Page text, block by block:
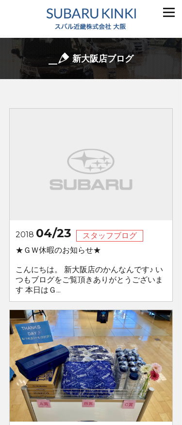
新大阪店ブログ
2018 04/23
スタッフブログ
★ＧＷ休暇のお知らせ★
こんにちは。 新大阪店のかんなんです♪ い
つもブログをご覧頂きありがとうございま
す 本日はＧ...